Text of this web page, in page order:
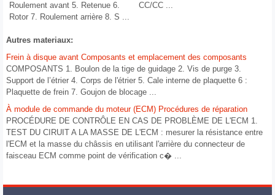
Roulement avant 5. Retenue 6.
Rotor 7. Roulement arrière 8. S ...
CC/CC ...
Autres materiaux:
Frein à disque avant Composants et emplacement des composants
COMPOSANTS 1. Boulon de la tige de guidage 2. Vis de purge 3.
Support de l’étrier 4. Corps de l'étrier 5. Cale interne de plaquette 6 :
Plaquette de frein 7. Goujon de blocage ...
À module de commande du moteur (ECM) Procédures de réparation
PROCÉDURE DE CONTRÔLE EN CAS DE PROBLÈME DE L'ECM 1.
TEST DU CIRUIT A LA MASSE DE L'ECM : mesurer la résistance entre
l'ECM et la masse du châssis en utilisant l'arrière du connecteur de
faisceau ECM comme point de vérification c� ...